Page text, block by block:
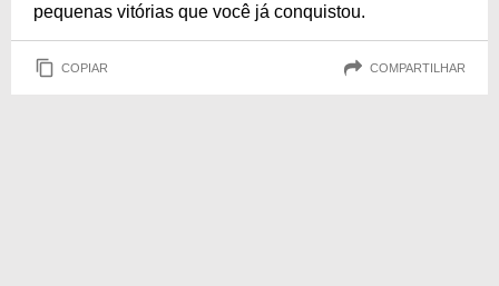
pequenas vitórias que você já conquistou.
COPIAR COMPARTILHAR